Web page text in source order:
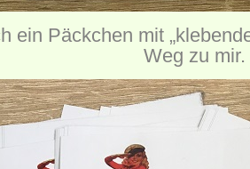
ein Päckchen mit
Weg zu mir.